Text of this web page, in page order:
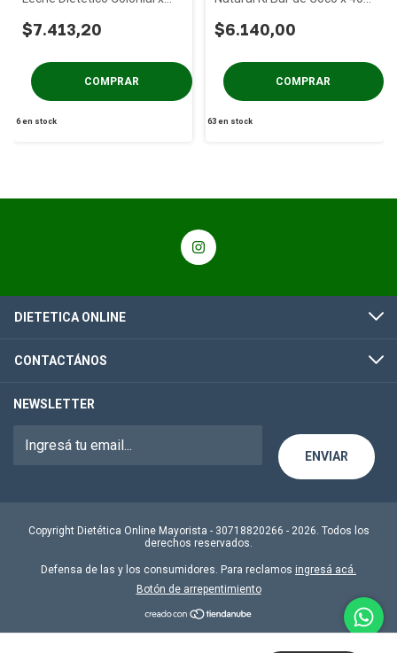
$7.413,20
6en stock
$6.140,00
63 en stock
DIETETICA ONLINE
CONTACTÁNOS
NEWSLETTER
Copyright Dietética Online Mayorista - 30718820266 - 2026. Todos los
derechos reservados.
Defensa de las y los consumidores. Para reclamos ingresá acá.
Botón de arrepentimiento